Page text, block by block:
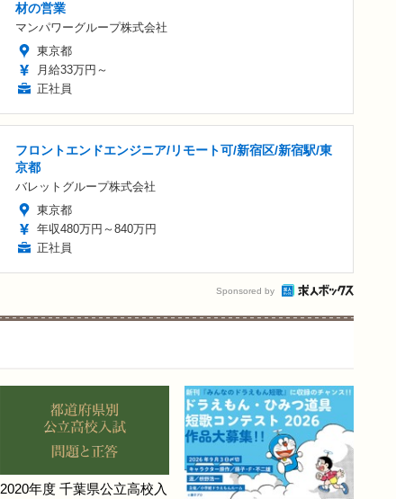
材の営業
マンパワーグループ株式会社
東京都
月給33万円～
正社員
フロントエンドエンジニア/リモート可/新宿区/新宿駅/東
京都
バレットグループ株式会社
東京都
年収480万円～840万円
正社員
Sponsored by
2020年度 千葉県公立高校入